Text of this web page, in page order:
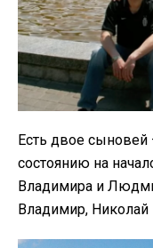
Есть двое
состоянию на
Владимира и
Владимир, Николай